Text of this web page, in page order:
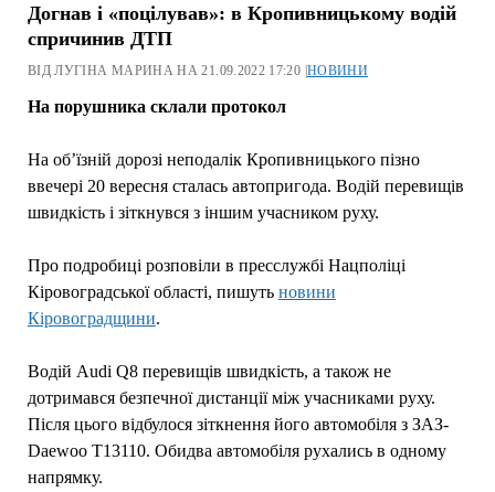
Догнав і «поцілував»: в Кропивницькому водій
спричинив ДТП
ВІД ЛУГІНА МАРИНА НА 21.09.2022 17:20 |НОВИНИ
На порушника склали протокол
На об’їзній дорозі неподалік Кропивницького пізно
ввечері 20 вересня сталась автопригода. Водій перевищів
швидкість і зіткнувся з іншим учасником руху.
Про подробиці розповіли в пресслужбі Нацполіці
Кіровоградської області, пишуть новини
Кіровоградщини.
Водій Audi Q8 перевищів швидкість, а також не
дотримався безпечної дистанції між учасниками руху.
Після цього відбулося зіткнення його автомобіля з ЗАЗ-
Daewoo T13110. Обидва автомобіля рухались в одному
напрямку.